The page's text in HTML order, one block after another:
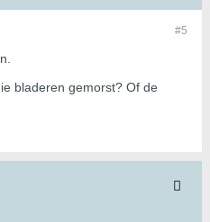
#5
bladeren gemorst? Of de